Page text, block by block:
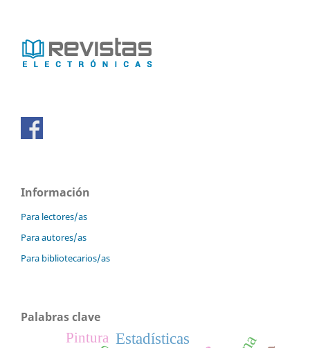
Información
Para lectores/as
Para autores/as
Para bibliotecarios/as
Palabras clave
Estadísticas
Pintura